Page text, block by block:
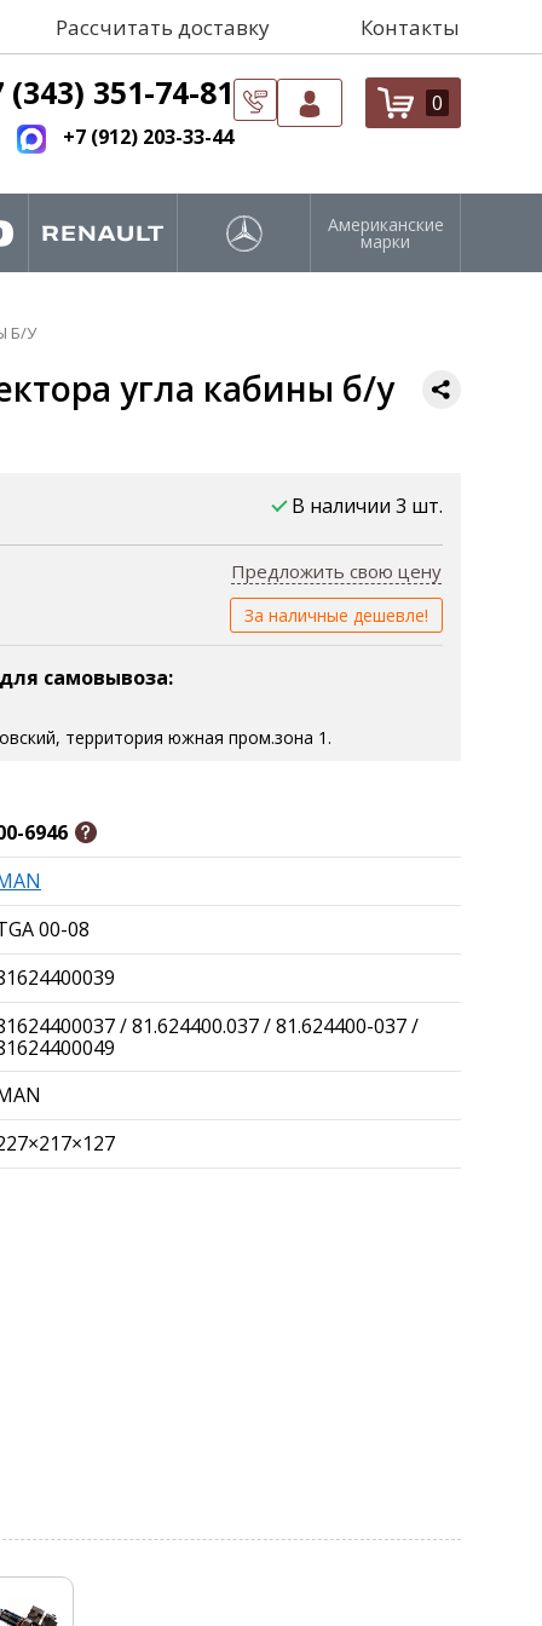
Рассчитать доставку Контакты
(343) 351-74-81
+7 (912) 203-33-44
0
Американские
марки
Б/У
угла кабины б/у
В наличии 3 шт.
Предложить свою цену
За наличные дешевле!
самовывоза:
территория южная пром.зона 1.
6946
00-08
/ 81.624400.037 / 81.624400-037 /